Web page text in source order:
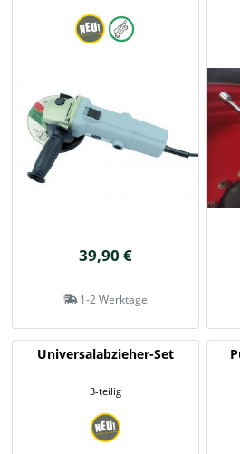
39,90 €
1-2 Werktage
Universalabzieher-Set
3-teilig